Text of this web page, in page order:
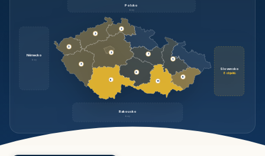
Polsko
brzy
Německo
brzy
Slovensko
6 objektů
Rakousko
brzy
3
9
3
3
3
3
1
2
11
1
6